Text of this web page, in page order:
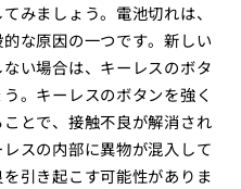
みましょう。電池切れは、
な原因の一つです。新しい
い場合は、キーレスのボタ
。キーレスのボタンを強く
とで、接触不良が解消され
スの内部に異物が混入して
引き起こす可能性がありま